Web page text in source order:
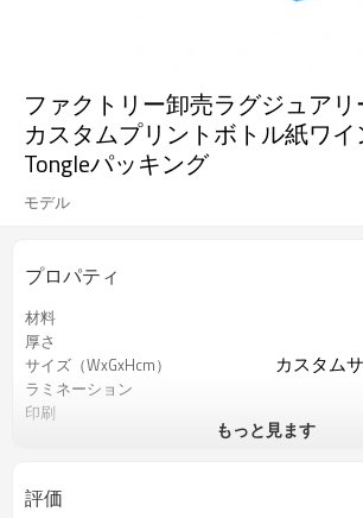
ファクトリー卸売ラグジュア
カスタムプリントボトル紙ワ
Tongleパッキング
モデル
プロパティ
材料
厚さ
サイズ（WxGxHcm） カスタム
ラミネーション
印刷
もっと見ます
評価